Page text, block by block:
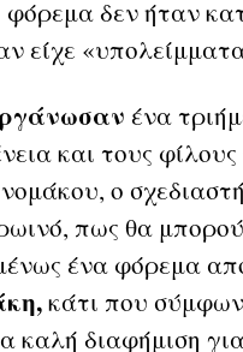
δεν ήταν
είχε
ένα
και τους
ο
πως θα
ένα φόρεμα
κάτι που
διαφήμιση για